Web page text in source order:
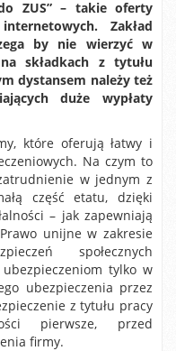
ZUS” – takie oferty
Zakład
by nie wierzyć w
składkach z tytułu
dystansem należy też
duże wypłaty
które oferują łatwy i
Na czym to
w jednym z
część etatu, dzięki
– jak zapewniają
unijne w zakresie
społecznych
tylko w
ubezpieczenia przez
z tytułu pracy
pierwsze, przed
firmy.